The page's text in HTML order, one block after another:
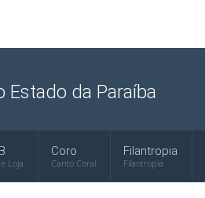
Estado da Paraíba
Loja
Coro
Canto Coral
Filantropia
Filantropia